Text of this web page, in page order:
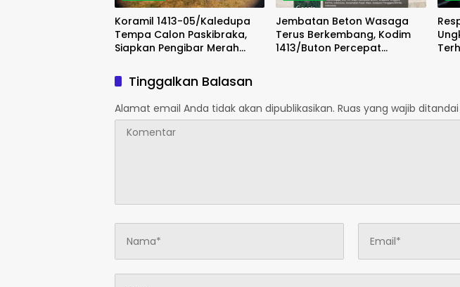
Koramil 1413-05/Kaledupa
Tempa Calon Paskibraka,
Siapkan Pengibar Merah
Jembatan Beton Wasaga
Terus Berkembang, Kodim
1413/Buton Percepat
Tinggalkan Balasan
Alamat email Anda tidak akan dipublikasikan. Ruas yang wajib ditandai